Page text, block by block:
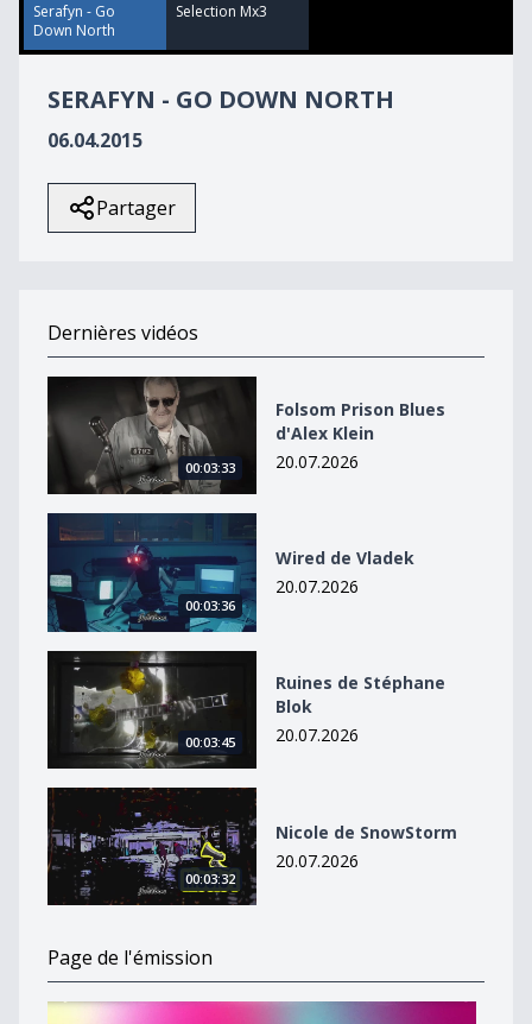
40
seconds
Serafyn - Go
Down North
Selection Mx3
SERAFYN - GO DOWN NORTH
06.04.2015
Partager
Dernières vidéos
Folsom Prison Blues d&#039;Alex Klein
00:03:33
Folsom Prison Blues
d'Alex Klein
20.07.2026
Wired de Vladek
00:03:36
Wired de Vladek
20.07.2026
Ruines de Stéphane Blok
00:03:45
Ruines de Stéphane
Blok
20.07.2026
Nicole de SnowStorm
00:03:32
Nicole de SnowStorm
20.07.2026
Page de l'émission